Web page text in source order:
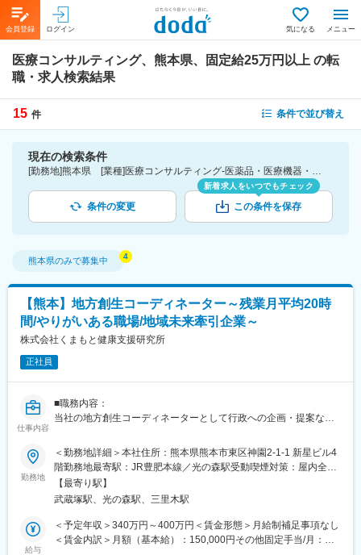
会員登録 ログイン 気になる メニュー
医療コンサルティング、熊本県、固定給25万円以上 の転
職・求人検索結果
15 件 条件で並び替え
現在の検索条件
[勤務地]熊本県 [業種]医療コンサルティング-医薬品・医療機器・ライフサイエンス・医療系サービス [詳細条件](待遇・福利厚生)固定給25万円以上
条件の変更
新着求人をいつでもチェック
この条件を保存
熊本県のみで募集中
【熊本】地方創生コーディネーター～残業月平均20時
間/やりがいある職場/地域未来牽引企業～
株式会社くまもと健康支援研究所
正社員
仕事内容
■職務内容：
当社の地方創生コーディネーターとして行政への企画・提案など
・市町村より委託される、くまもとはつらつプラン(熊本市高齢者
福祉計画・介護保険事業計画)などの自治体との打合や高齢者への
アンケートや統計による課題抽出・傾向分析・提案などの業務を
担当いただきます。
【打合】市町村役場の係長～課長クラスの方との打合を行いま
す。この際にデータをもとに抽出した課題の報告・課題に対する
提案を行います。
勤務地
＜勤務地詳細＞本社住所：熊本県熊本市東区神園2-1-1 新星ビル4
階勤務地最寄駅：JR豊肥本線／光の森駅受動喫煙対策：屋内全面
禁煙変更の範囲：会社の定める事業所
【最寄り駅】
武蔵塚駅、光の森駅、三里木駅
給与
＜予定年収＞340万円～400万円＜賃金形態＞月給制補足事項なし
＜賃金内訳＞月額（基本給）：150,000円その他固定手当/月：